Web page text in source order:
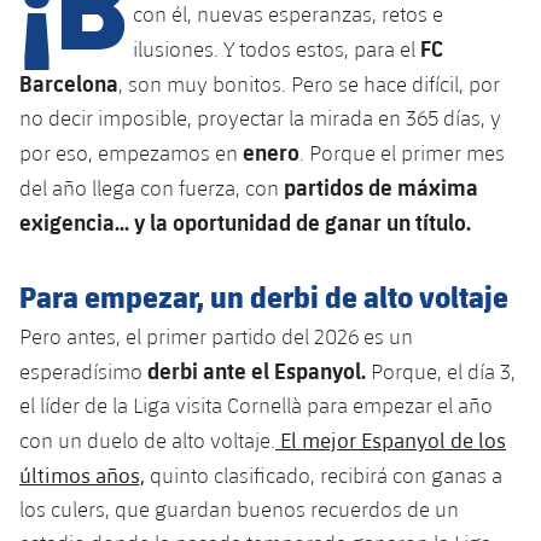
plusicon
más
Spotify Camp Nou
Estadi Johan Cruyff
Barça Cafe
Ciutat Esportiva
La Masia
plusicon
más
Servicios
plusicon
más
SUB13
SUB12
SUB11 A
SUB11 B
SUB10 A
SUB10 B
SUB9 A
SUB9 B
SUB8 A
SUB13 B
SUB12 C
SUB11 C
Entradas
Gameday Shows
Resultados
Jugadores
Fotos
Palmarés
Base
Junior
Cadete A
Infantil A
Infantil B
Mini
Campus Verano
PLUSICON
MÁS
Primer Equipo
plusicon
más
Actualidad
Resultados
Clasificaciones
Jugadores
Barça Atlètic
plusicon
más
Calendario
Clasificaciones
Jugadores
Actualidad
Juvenil
Cadete B
PLUSICON
MÁS
Primer equipo
plusicon
más
Actualidad
Calendario
Barça Atlètic
plusicon
más
Actualidad
con él, nuevas esperanzas, retos e
ilusiones. Y todos estos, para el FC
Barcelona, ​​son muy bonitos. Pero se hace difícil, por
no decir imposible, proyectar la mirada en 365 días, y
por eso, empezamos en enero . Porque el primer mes
del año llega con fuerza, con partidos de máxima
exigencia... y la oportunidad de ganar un título.
Para empezar, un derbi de alto voltaje
Pero antes, el primer partido del 2026 es un
esperadísimo derbi ante el Espanyol. Porque, el día 3,
el líder de la Liga visita Cornellà para empezar el año
con un duelo de alto voltaje. El mejor Espanyol de los
últimos años, quinto clasificado, recibirá con ganas a
los culers, que guardan buenos recuerdos de un